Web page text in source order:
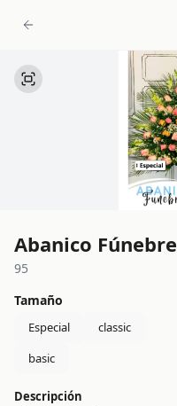
Abanico Fúnebre
95
Tamaño
Especial
classic
basic
Descripción